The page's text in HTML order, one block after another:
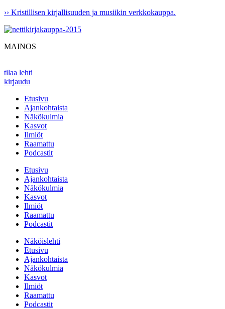
Mene
›› Kristillisen kirjallisuuden ja musiikin verkkokauppa.
MAINOS
tilaa lehti
kirjaudu
Etusivu
Ajankohtaista
Näkökulmia
Kasvot
Ilmiöt
Raamattu
Podcastit
Etusivu
Ajankohtaista
Näkökulmia
Kasvot
Ilmiöt
Raamattu
Podcastit
Näköislehti
Etusivu
Ajankohtaista
Näkökulmia
Kasvot
Ilmiöt
Raamattu
Podcastit